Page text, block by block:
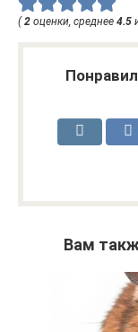
( 2 оценки, среднее 4.5
Вам